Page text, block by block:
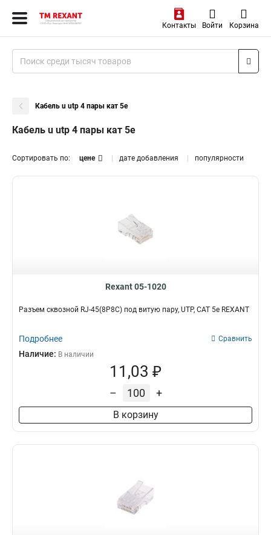
Контакты Войти Корзина
Кабель u utp 4 пары кат 5e
Кабель u utp 4 пары кат 5e
Сортировать по: цене дате добавления популярности
Rexant 05-1020
Разъем cквозной RJ-45(8P8C) под витую пару, UTP, CAT 5e REXANT
Подробнее Сравнить
Наличие: В наличии
11,03 ₽
– +
В корзину